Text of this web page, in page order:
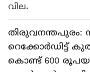
വില.
തിരുവനന്തപുരം:
റെക്കോർഡിട്ട്
കൊണ്ട് 600